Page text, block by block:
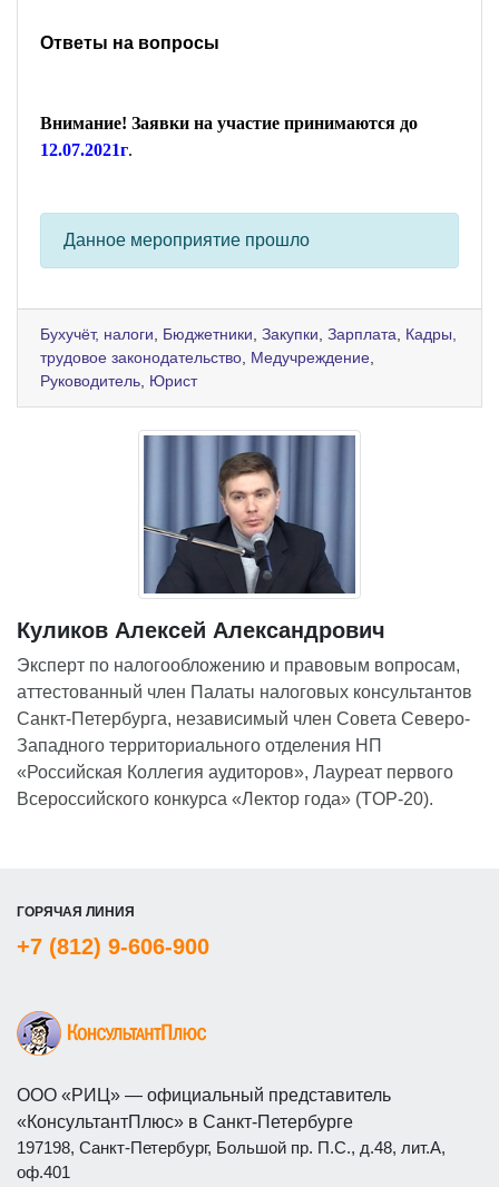
Ответы на вопросы
Внимание! Заявки на участие принимаются до
12.07.2021г.
Данное мероприятие прошло
Бухучёт, налоги Бюджетники Закупки Зарплата
Кадры,
трудовое законодательство Медучреждение
Руководитель Юрист
Куликов Алексей Александрович
Эксперт по налогообложению и правовым вопросам,
аттестованный член Палаты налоговых консультантов
Санкт-Петербурга, независимый член Совета Северо-
Западного территориального отделения НП
«Российская Коллегия аудиторов», Лауреат первого
Всероссийского конкурса «Лектор года» (TOP-20).
ГОРЯЧАЯ ЛИНИЯ
+7 (812) 9-606-900
ООО «РИЦ» — официальный представитель
«КонсультантПлюс» в Санкт-Петербурге
197198, Санкт-Петербург, Большой пр. П.С., д.48, лит.А,
оф.401